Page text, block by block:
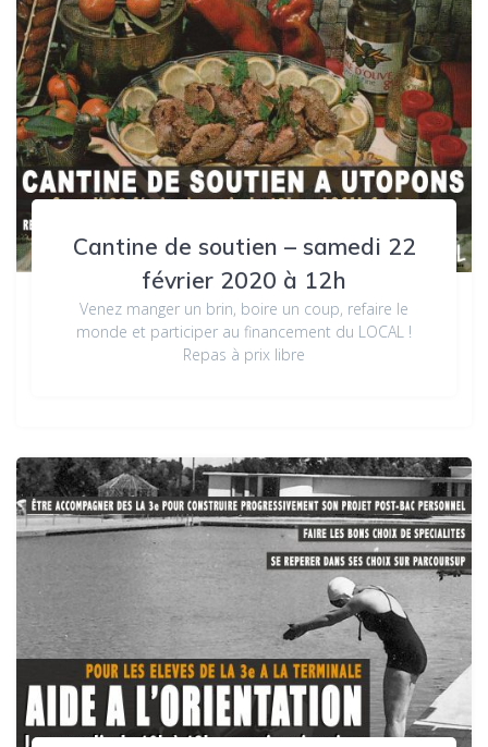
Cantine de soutien – samedi 22
février 2020 à 12h
Venez manger un brin, boire un coup, refaire le
monde et participer au financement du LOCAL !
Repas à prix libre